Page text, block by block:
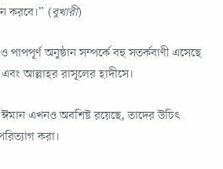
করবে।” (বুখারী)
অনুষ্ঠান সম্পর্কে বহু সতর্কবাণী এসেছে
আল্লাহর রাসূলের হাদীসে।
এখনও অবশিষ্ট রয়েছে, তাদের উচিৎ
করা।